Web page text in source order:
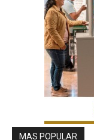
MAS POPULAR